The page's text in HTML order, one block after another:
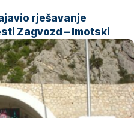
rješavanje
Zagvozd – Imotski